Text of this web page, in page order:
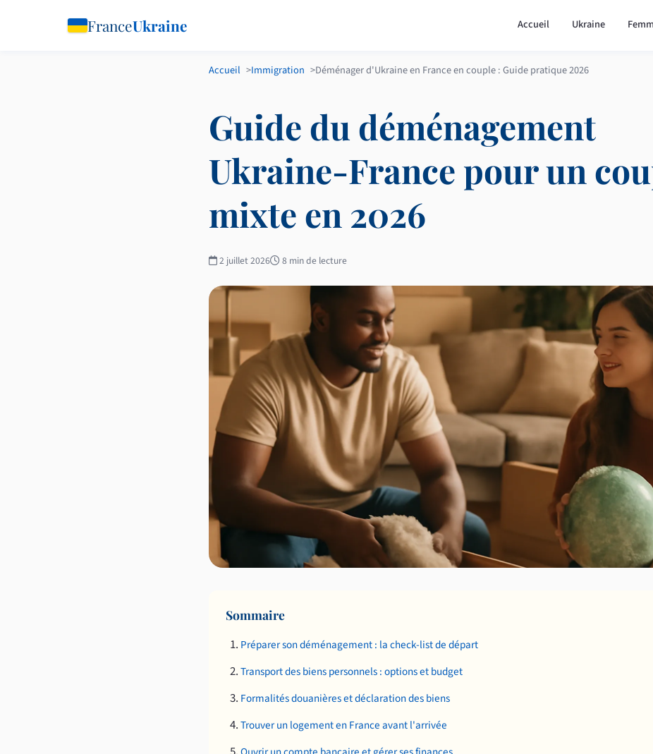
FranceUkraine Accueil Ukraine
Accueil Immigration Déménager d'Ukraine en France en couple : Guide pratique 2026
Guide du déménagement
Ukraine-France pour un
mixte en 2026
2 juillet 2026 8 min de lecture
Sommaire
Préparer son déménagement : la check-list de départ
Transport des biens personnels : options et budget
Formalités douanières et déclaration des biens
Trouver un logement en France avant l'arrivée